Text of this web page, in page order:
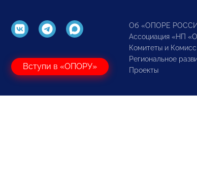
Вступи в «ОПОРУ»
Об «ОПОРЕ
Ассоциация «НП
Комитеты и
Региональное
Проекты